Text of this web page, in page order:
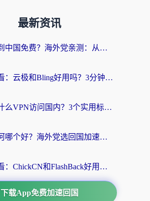
最新资讯
如何翻墙到中国免费？海外党亲测：从踩坑到选对加速器的全攻略
海外党必看：云极和Bling好用吗？3分钟教你选对回国加速器
从澳门用什么VPN访问国内？3个实用标准帮你避开坑，无缝刷剧听歌
穿梭和银河哪个好？海外党选回国加速器的避坑指南，附番茄加速器实测体验
海外党必看：ChickCN和FlashBack好用吗？3招教你选对回国加速器（附云极、HomeCN、斧牛vs艾果对比）
下载App免费加速回国